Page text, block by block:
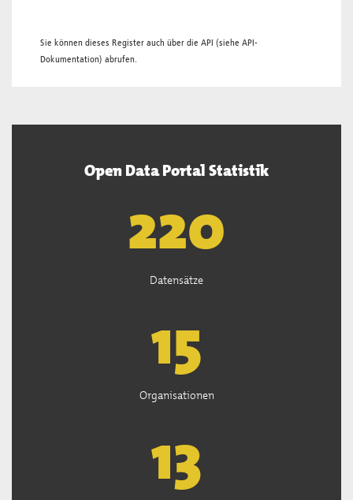
Sie können dieses Register auch über die API (siehe API-
Dokumentation) abrufen.
Open Data Portal Statistik
222
Datensätze
15
Organisationen
13